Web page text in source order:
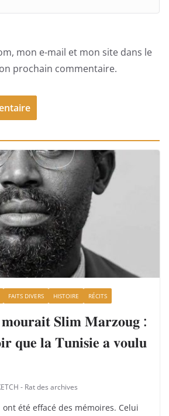
mon e-mail et mon site dans le
prochain commentaire.
FAITS DIVERS HISTOIRE RÉCITS
𝐦𝐨𝐮𝐫𝐚𝐢𝐭 𝐒𝐥𝐢𝐦 𝐌𝐚𝐫𝐳𝐨𝐮𝐠 :
𝐪𝐮𝐞 𝐥𝐚 𝐓𝐮𝐧𝐢𝐬𝐢𝐞 𝐚 𝐯𝐨𝐮𝐥𝐮
- Rat des archives
été effacé des mémoires. Celui